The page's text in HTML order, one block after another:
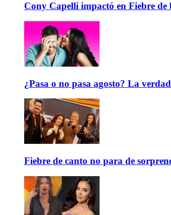
Cony Capelli impactó en Fiebre
¿Pasa o no pasa agosto? La
Fiebre de canto no para de